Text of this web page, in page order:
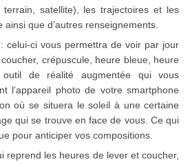
satellite), les trajectoires et les
que d’autres renseignements.
ci vous permettra de voir par jour
crépuscule, heure bleue, heure
outil de réalité augmentée qui vous
l’appareil photo de votre smartphone
où se situera le soleil à une certaine
qui se trouve en face de vous. Ce qui
pour anticiper vos compositions.
les heures de lever et coucher,